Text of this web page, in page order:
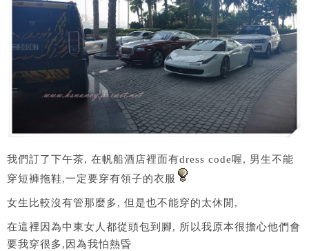
我們訂了下午茶, 在帆船酒店裡面有dress code喔, 男生不能
穿短褲拖鞋,一定要穿有領子的衣服
女生比較沒有管那麼多, 但是也不能穿的太休閒,
在這裡因為中東女人都從頭包到腳, 所以我原本很擔心他們會
要我穿很多,因為我怕熱昏